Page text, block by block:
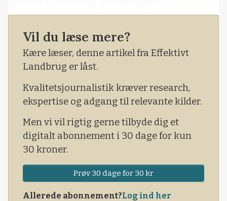
virkelighedsfjern og slet ikke tænker på danske
landmænd, står det soleklart nu.
Vil du læse mere?
Kære læser, denne artikel fra Effektivt
Landbrug er låst.
Kvalitetsjournalistik kræver research,
ekspertise og adgang til relevante kilder.
Men vi vil rigtig gerne tilbyde dig et
digitalt abonnement i 30 dage for kun
30 kroner.
Prøv 30 dage for 30 kr
Allerede abonnement?Log ind her